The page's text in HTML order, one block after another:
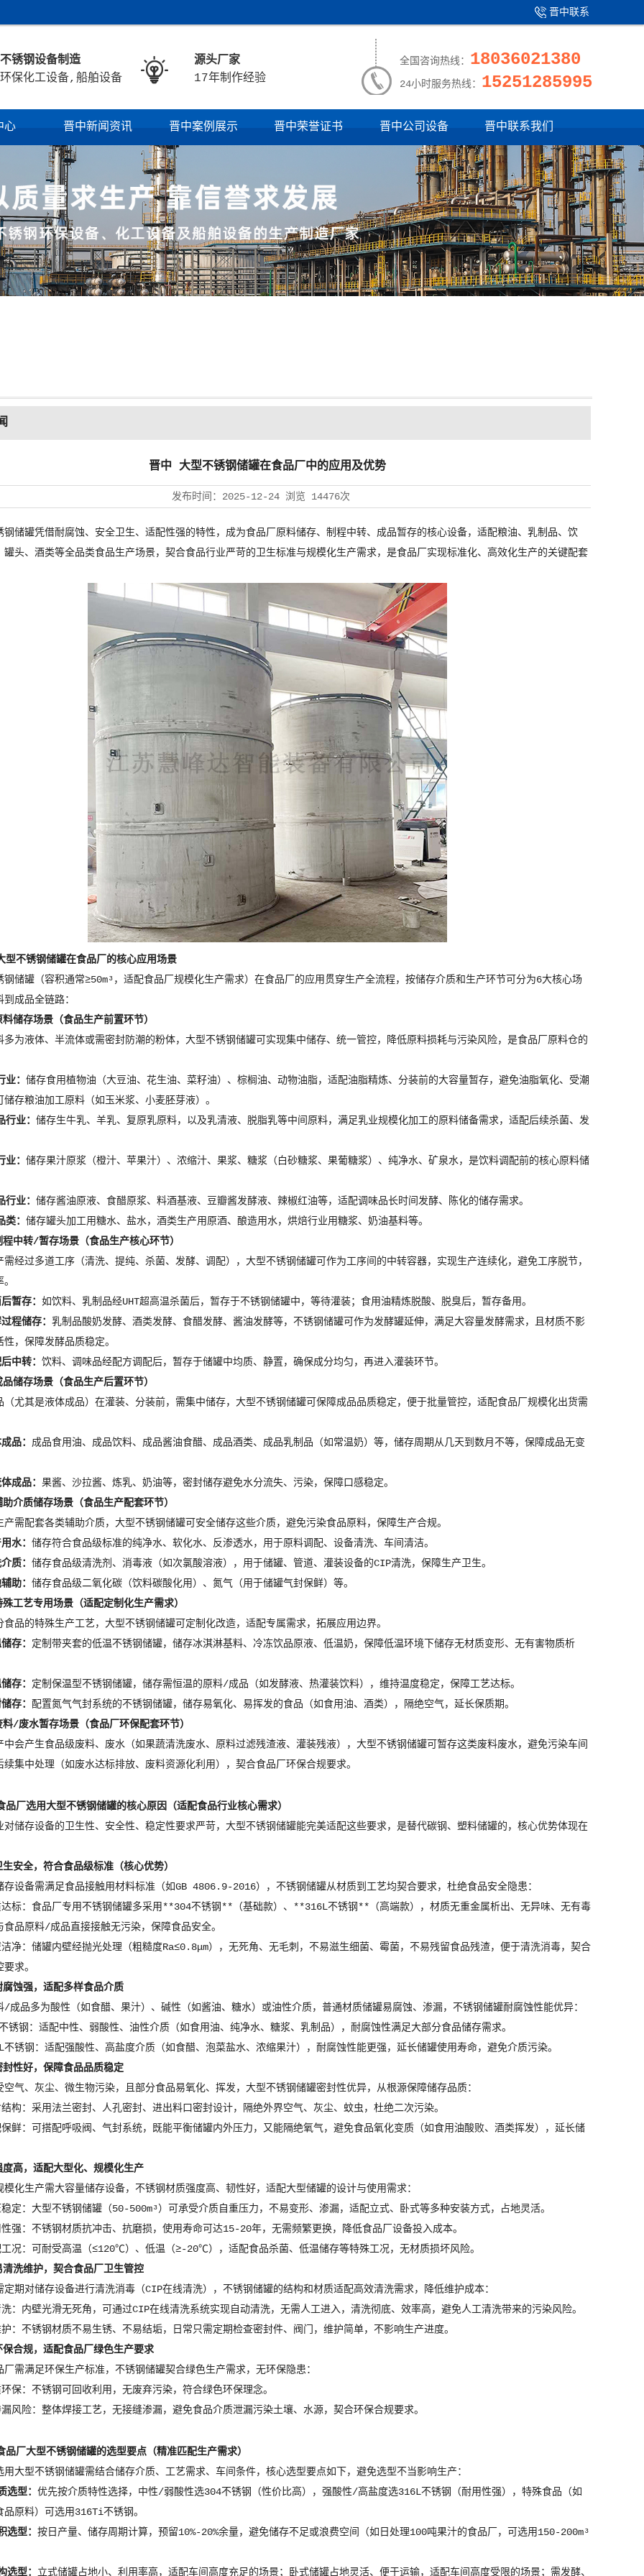
晋中联系
不锈钢设备制造
环保化工设备,船舶设备

源头厂家
17年制作经验
全国咨询热线： 18036021380
24小时服务热线： 15251285995
心 晋中新闻资讯 晋中案例展示 晋中荣誉证书 晋中公司设备 晋中联系我们
晋中 大型不锈钢储罐在食品厂中的应用及优势
发布时间： 2025-12-24 浏览 14476次
钢储罐凭借耐腐蚀、安全卫生、适配性强的特性，成为食品厂原料储存、制程中转、成品暂存的核心设备，适配粮油、乳制品、饮
罐头、酒类等全品类食品生产场景，契合食品行业严苛的卫生标准与规模化生产需求，是食品厂实现标准化、高效化生产的关键配套
不锈钢储罐在食品厂的核心应用场景
钢储罐（容积通常≥50m³，适配食品厂规模化生产需求）在食品厂的应用贯穿生产全流程，按储存介质和生产环节可分为6大核心场
成品全链路：
存场景（食品生产前置环节）
多为液体、半流体或需密封防潮的粉体，大型不锈钢储罐可实现集中储存、统一管控，降低原料损耗与污染风险，是食品厂原料仓的
： 储存食用植物油（大豆油、花生油、菜籽油）、棕榈油、动物油脂，适配油脂精炼、分装前的大容量暂存，避免油脂氧化、受潮
存粮油加工原料（如玉米浆、小麦胚芽液）。
业： 储存生牛乳、羊乳、复原乳原料，以及乳清液、脱脂乳等中间原料，满足乳业规模化加工的原料储备需求，适配后续杀菌、发
： 储存果汁原浆（橙汁、苹果汁）、浓缩汁、果浆、糖浆（白砂糖浆、果葡糖浆）、纯净水、矿泉水，是饮料调配前的核心原料储
业： 储存酱油原液、食醋原浆、料酒基液、豆瓣酱发酵液、辣椒红油等，适配调味品长时间发酵、陈化的储存需求。
： 储存罐头加工用糖水、盐水，酒类生产用原酒、酿造用水，烘焙行业用糖浆、奶油基料等。
转/暂存场景（食品生产核心环节）
需经过多道工序（清洗、提纯、杀菌、发酵、调配），大型不锈钢储罐可作为工序间的中转容器，实现生产连续化，避免工序脱节，
暂存： 如饮料、乳制品经UHT超高温杀菌后，暂存于不锈钢储罐中，等待灌装；食用油精炼脱酸、脱臭后，暂存备用。
程储存： 乳制品酸奶发酵、酒类发酵、食醋发酵、酱油发酵等，不锈钢储罐可作为发酵罐延伸，满足大容量发酵需求，且材质不影
，保障发酵品质稳定。
中转： 饮料、调味品经配方调配后，暂存于储罐中均质、静置，确保成分均匀，再进入灌装环节。
存场景（食品生产后置环节）
（尤其是液体成品）在灌装、分装前，需集中储存，大型不锈钢储罐可保障成品品质稳定，便于批量管控，适配食品厂规模化出货需
品： 成品食用油、成品饮料、成品酱油食醋、成品酒类、成品乳制品（如常温奶）等，储存周期从几天到数月不等，保障成品无变
成品： 果酱、沙拉酱、炼乳、奶油等，密封储存避免水分流失、污染，保障口感稳定。
质储存场景（食品生产配套环节）
产需配套各类辅助介质，大型不锈钢储罐可安全储存这些介质，避免污染食品原料，保障生产合规。
水： 储存符合食品级标准的纯净水、软化水、反渗透水，用于原料调配、设备清洗、车间清洁。
质： 储存食品级清洗剂、消毒液（如次氯酸溶液），用于储罐、管道、灌装设备的CIP清洗，保障生产卫生。
助： 储存食品级二氧化碳（饮料碳酸化用）、氮气（用于储罐气封保鲜）等。
艺专用场景（适配定制化生产需求）
食品的特殊生产工艺，大型不锈钢储罐可定制化改造，适配专属需求，拓展应用边界。
存： 定制带夹套的低温不锈钢储罐，储存冰淇淋基料、冷冻饮品原液、低温奶，保障低温环境下储存无材质变形、无有害物质析
存： 定制保温型不锈钢储罐，储存需恒温的原料/成品（如发酵液、热灌装饮料），维持温度稳定，保障工艺达标。
存： 配置氮气气封系统的不锈钢储罐，储存易氧化、易挥发的食品（如食用油、酒类），隔绝空气，延长保质期。
水暂存场景（食品厂环保配套环节）
中会产生食品级废料、废水（如果蔬清洗废水、原料过滤残渣液、灌装残液），大型不锈钢储罐可暂存这类废料废水，避免污染车间
续集中处理（如废水达标排放、废料资源化利用），契合食品厂环保合规要求。
厂选用大型不锈钢储罐的核心原因（适配食品行业核心需求）
对储存设备的卫生性、安全性、稳定性要求严苛，大型不锈钢储罐能完美适配这些要求，是替代碳钢、塑料储罐的，核心优势体现在
全，符合食品级标准（核心优势）
存设备需满足食品接触用材料标准（如GB 4806.9-2016），不锈钢储罐从材质到工艺均契合要求，杜绝食品安全隐患：
：食品厂专用不锈钢储罐多采用**304不锈钢**（基础款）、**316L不锈钢**（高端款），材质无重金属析出、无异味、无有毒
食品原料/成品直接接触无污染，保障食品安全。
：储罐内壁经抛光处理（粗糙度Ra≤0.8μm），无死角、无毛刺，不易滋生细菌、霉菌，不易残留食品残渣，便于清洗消毒，契合
求。
强，适配多样食品介质
/成品多为酸性（如食醋、果汁）、碱性（如酱油、糖水）或油性介质，普通材质储罐易腐蚀、渗漏，不锈钢储罐耐腐蚀性能优异：
钢：适配中性、弱酸性、油性介质（如食用油、纯净水、糖浆、乳制品），耐腐蚀性满足大部分食品储存需求。
锈钢：适配强酸性、高盐度介质（如食醋、泡菜盐水、浓缩果汁），耐腐蚀性能更强，延长储罐使用寿命，避免介质污染。
好，保障食品品质稳定
空气、灰尘、微生物污染，且部分食品易氧化、挥发，大型不锈钢储罐密封性优异，从根源保障储存品质：
：采用法兰密封、人孔密封、进出料口密封设计，隔绝外界空气、灰尘、蚊虫，杜绝二次污染。
：可搭配呼吸阀、气封系统，既能平衡储罐内外压力，又能隔绝氧气，避免食品氧化变质（如食用油酸败、酒类挥发），延长储
，适配大型化、规模化生产
模化生产需大容量储存设备，不锈钢材质强度高、韧性好，适配大型储罐的设计与使用需求：
：大型不锈钢储罐（50-500m³）可承受介质自重压力，不易变形、渗漏，适配立式、卧式等多种安装方式，占地灵活。
：不锈钢材质抗冲击、抗磨损，使用寿命可达15-20年，无需频繁更换，降低食品厂设备投入成本。
：可耐受高温（≤120℃）、低温（≥-20℃），适配食品杀菌、低温储存等特殊工况，无材质损坏风险。
维护，契合食品厂卫生管控
定期对储存设备进行清洗消毒（CIP在线清洗），不锈钢储罐的结构和材质适配高效清洗需求，降低维护成本：
内壁光滑无死角，可通过CIP在线清洗系统实现自动清洗，无需人工进入，清洗彻底、效率高，避免人工清洗带来的污染风险。
不锈钢材质不易生锈、不易结垢，日常只需定期检查密封件、阀门，维护简单，不影响生产进度。
规，适配食品厂绿色生产要求
厂需满足环保生产标准，不锈钢储罐契合绿色生产需求，无环保隐患：
：不锈钢可回收利用，无废弃污染，符合绿色环保理念。
险：整体焊接工艺，无接缝渗漏，避免食品介质泄漏污染土壤、水源，契合环保合规要求。
厂大型不锈钢储罐的选型要点（精准匹配生产需求）
用大型不锈钢储罐需结合储存介质、工艺需求、车间条件，核心选型要点如下，避免选型不当影响生产：
型： 优先按介质特性选择，中性/弱酸性选304不锈钢（性价比高），强酸性/高盐度选316L不锈钢（耐用性强），特殊食品（如
品原料）可选用316Ti不锈钢。
型： 按日产量、储存周期计算，预留10%-20%余量，避免储存不足或浪费空间（如日处理100吨果汁的食品厂，可选用150-200m³
型： 立式储罐占地小、利用率高，适配车间高度充足的场景；卧式储罐占地灵活、便于运输，适配车间高度受限的场景；需发酵、